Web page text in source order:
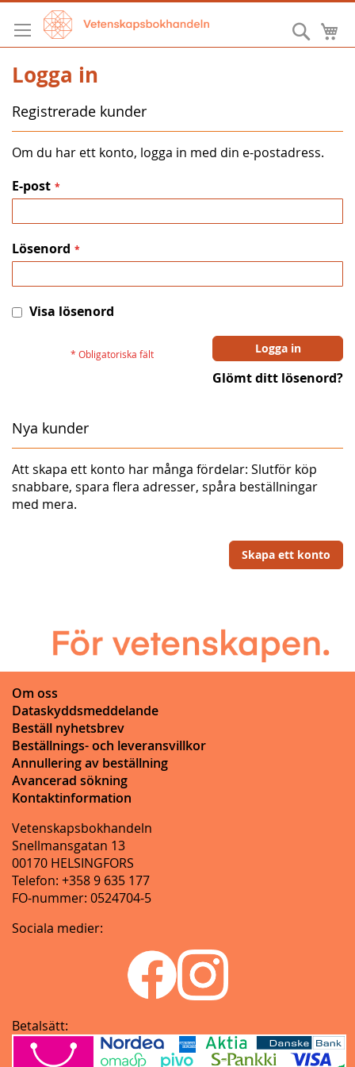
Hoppa
till
innehållet
Sök
Logga in
Registrerade kunder
Om du har ett konto, logga in med din e-postadress.
E-post
Lösenord
Visa lösenord
Logga in
Glömt ditt lösenord?
Nya kunder
Att skapa ett konto har många fördelar: Slutför köp
snabbare, spara flera adresser, spåra beställningar
med mera.
Skapa ett konto
Om oss
Dataskyddsmeddelande
Beställ nyhetsbrev
Beställnings- och leveransvillkor
Annullering av beställning
Avancerad sökning
Kontaktinformation
Vetenskapsbokhandeln
Snellmansgatan 13
00170 HELSINGFORS
Telefon: +358 9 635 177
FO-nummer: 0524704-5
Sociala medier:
Betalsätt: